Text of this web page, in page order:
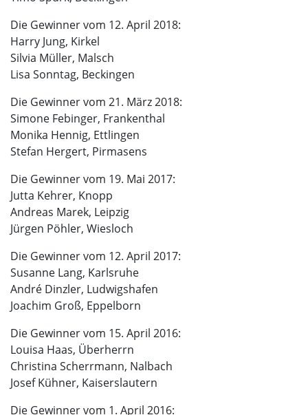
Die Gewinner vom 12. April 2018:
Harry Jung, Kirkel
Silvia Müller, Malsch
Lisa Sonntag, Beckingen
Die Gewinner vom 21. März 2018:
Simone Febinger, Frankenthal
Monika Hennig, Ettlingen
Stefan Hergert, Pirmasens
Die Gewinner vom 19. Mai 2017:
Jutta Kehrer, Knopp
Andreas Marek, Leipzig
Jürgen Pöhler, Wiesloch
Die Gewinner vom 12. April 2017:
Susanne Lang, Karlsruhe
André Dinzler, Ludwigshafen
Joachim Groß, Eppelborn
Die Gewinner vom 15. April 2016:
Louisa Haas, Überherrn
Christina Scherrmann, Nalbach
Josef Kühner, Kaiserslautern
Die Gewinner vom 1. April 2016: